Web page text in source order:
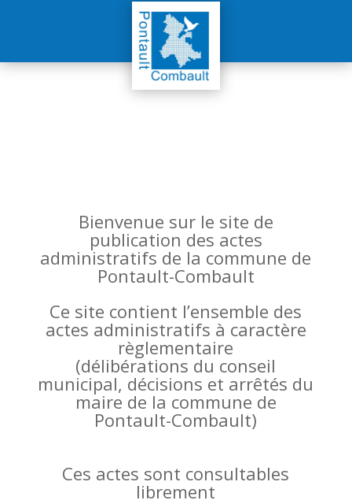
Bienvenue sur le site de
publication des actes
administratifs de la commune de
Pontault-Combault
Ce site contient l’ensemble des
actes administratifs à caractère
règlementaire
(délibérations du conseil
municipal, décisions et arrêtés du
maire de la commune de
Pontault-Combault)
Ces actes sont consultables
librement